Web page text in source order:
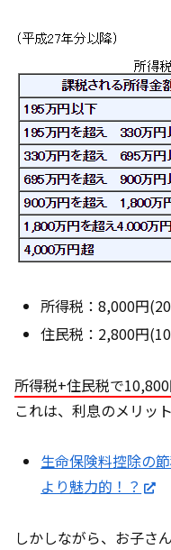
所得税：8,000円
住民税：2,800円
所得税+住民税で
これは、利息のメリッ
生命保険料控除の
より魅力的！？
しかしながら、お子さ